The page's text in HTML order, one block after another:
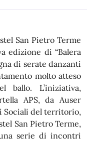
San Pietro Terme
edizione di “Balera
di serate danzanti
molto atteso
L’iniziativa,
APS, da Auser
Sociali del territorio,
San Pietro Terme,
serie di incontri